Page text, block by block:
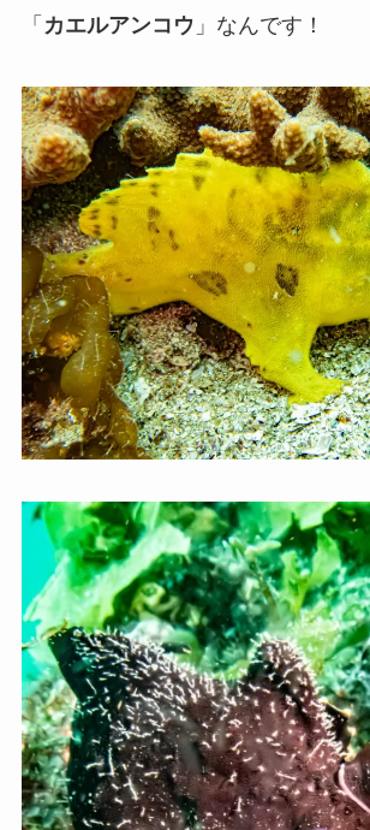
「 カエルアンコウ 」なんです！